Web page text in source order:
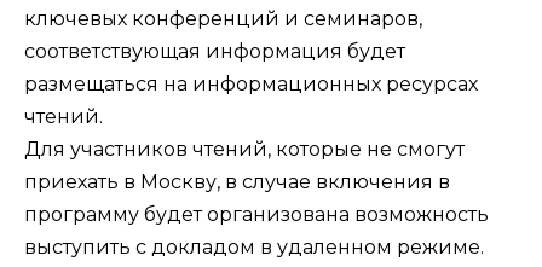
ключевых конференций и семинаров,
соответствующая информация будет
размещаться на информационных ресурсах
чтений.
Для участников чтений, которые не смогут
приехать в Москву, в случае включения в
программу будет организована возможность
выступить с докладом в удаленном режиме.